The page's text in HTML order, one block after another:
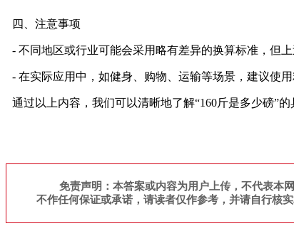
四、注意事项
- 不同地区或行业可能会采用略有差异的换算标准，但上
- 在实际应用中，如健身、购物、运输等场景，建议使
通过以上内容，我们可以清晰地了解“160斤是多少磅”
免责声明：本答案或内容为用户上传，不代表本
不作任何保证或承诺，请读者仅作参考，并请自行核